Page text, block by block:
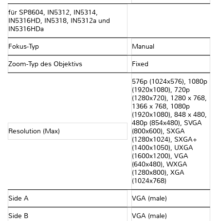
für SP8604, IN5312, IN5314,
IN5316HD, IN5318, IN5312a und
IN5316HDa
Fokus-Typ Manual
Zoom-Typ des Objektivs Fixed
Resolution (Max)
576p (1024x576), 1080p
(1920x1080), 720p
(1280x720), 1280 x 768,
1366 x 768, 1080p
(1920x1080), 848 x 480,
480p (854x480), SVGA
(800x600), SXGA
(1280x1024), SXGA+
(1400x1050), UXGA
(1600x1200), VGA
(640x480), WXGA
(1280x800), XGA
(1024x768)
Side A VGA (male)
Side B VGA (male)